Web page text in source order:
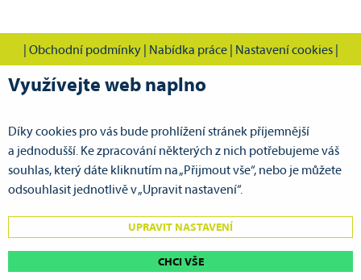
Obchodní podmínky| Nabídka práce| Nastavení cookies|
Doubravická 386
tel.:+420 725 743 514
+420 725 596 817 | e-mail:
www.cvok.cz| e-mail:pujcovna@cvok.cz
Využívejte web naplno
Díky cookies pro vás bude prohlížení stránek příjemnější
a jednodušší. Ke zpracování některých z nich potřebujeme váš
souhlas, který dáte kliknutím na „Přijmout vše“, nebo je můžete
odsouhlasit jednotlivě v „Upravit nastavení“.
UPRAVIT NASTAVENÍ
CHCI VŠE